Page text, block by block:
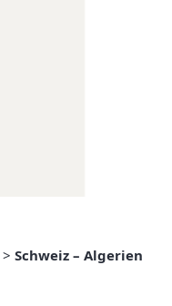
> Schweiz – Algerien